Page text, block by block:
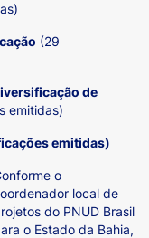
(29
de
emitidas)
emitidas)
o
local de
do PNUD Brasil
o Estado da Bahia,